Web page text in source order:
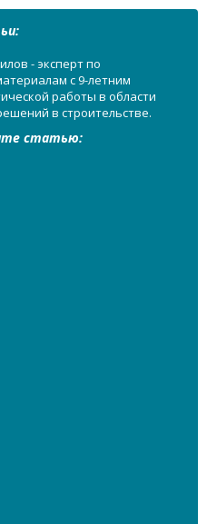
- эксперт по
с 9-летним
работы в области
в строительстве.
статью: